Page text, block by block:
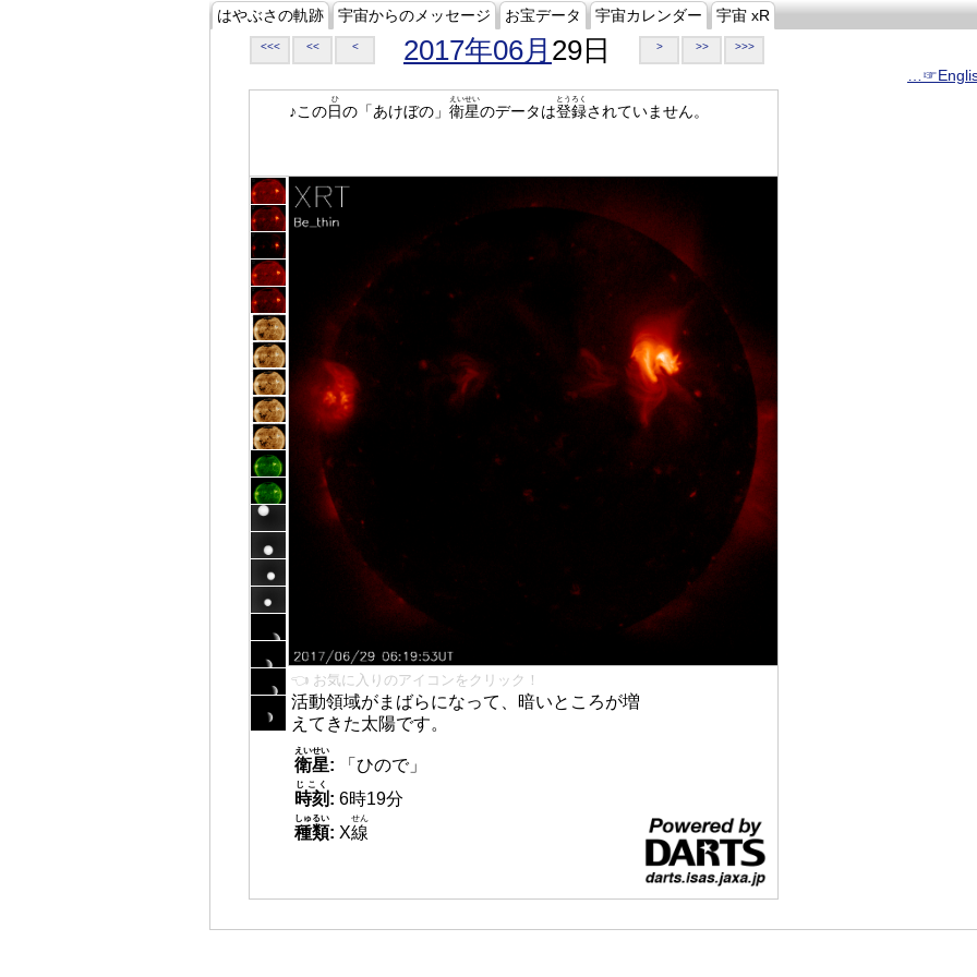
はやぶさの軌跡 宇宙からのメッセージ お宝データ 宇宙カレンダー 宇宙 xR
<<< << < 2017年06月 29日 > >> >>>
♪この日
ひ
の「あけぼの」 衛星
えいせい
のデータは登録
とうろく
されていません。
👈 お気に入りのアイコンをクリック！
活動領域がまばらになって、暗いところが増
えてきた太陽です。
衛星
えいせい
:
「ひので」
時刻
じこく
: 6時19分
種類
しゅるい
: X線
せん